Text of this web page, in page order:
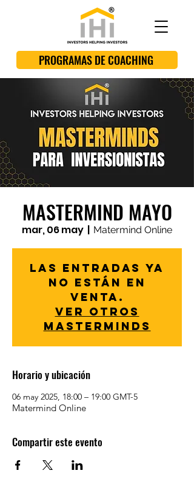
PROGRAMAS DE COACHING
MASTERMIND MAYO
mar, 06 may
  |
Matermind Online
Las entradas ya
no están en
venta.
Ver otros
Masterminds
Horario y ubicación
06 may 2025, 18:00 – 19:00 GMT-5
Matermind Online
Compartir este evento